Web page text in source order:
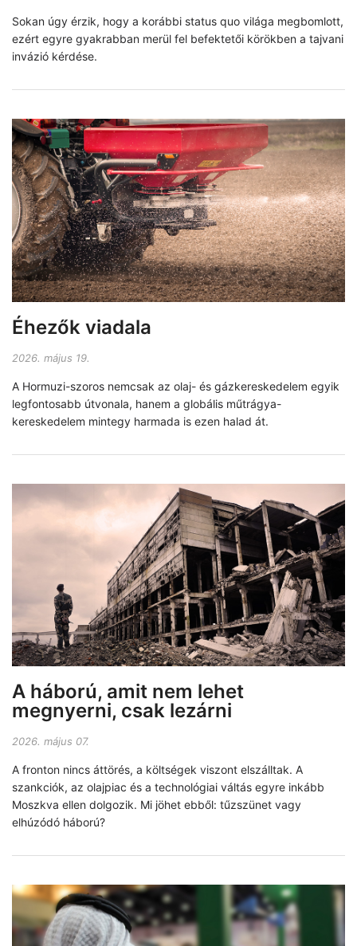
Sokan úgy érzik, hogy a korábbi status quo világa megbomlott,
ezért egyre gyakrabban merül fel befektetői körökben a tajvani
invázió kérdése.
Éhezők viadala
2026. május 19.
A Hormuzi-szoros nemcsak az olaj- és gázkereskedelem egyik
legfontosabb útvonala, hanem a globális műtrágya-
kereskedelem mintegy harmada is ezen halad át.
A háború, amit nem lehet
megnyerni, csak lezárni
2026. május 07.
A fronton nincs áttörés, a költségek viszont elszálltak. A
szankciók, az olajpiac és a technológiai váltás egyre inkább
Moszkva ellen dolgozik. Mi jöhet ebből: tűzszünet vagy
elhúzódó háború?